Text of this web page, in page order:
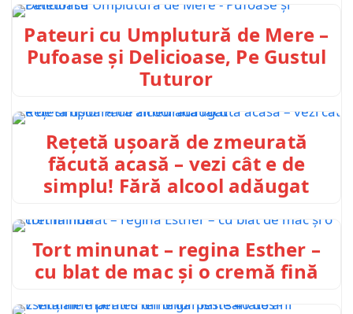
Pateuri cu Umplutură de Mere –
Pufoase și Delicioase, Pe Gustul
Tuturor
Rețetă ușoară de zmeurată
făcută acasă – vezi cât e de
simplu! Fără alcool adăugat
Tort minunat – regina Esther –
cu blat de mac și o cremă fină